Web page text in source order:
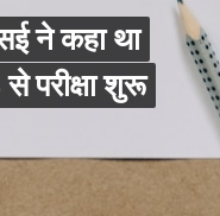
ने कहा था
परीक्षा शुरू
ने कहा था
परीक्षा शुरू